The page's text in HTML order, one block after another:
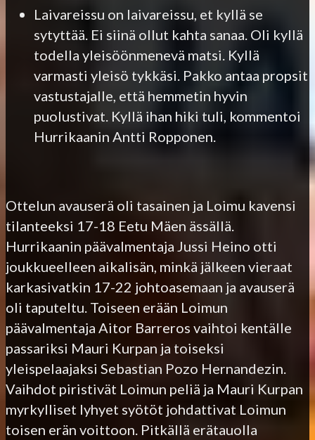
Laivareissu on laivareissu, et kyllä se
sytyttää. Ei siinä ollut kahta sanaa. Oli kyllä
todella yleisöönmenevä matsi. Kyllä
varmasti yleisö tykkäsi. Pakko antaa propsit
vastustajalle, että hemmetin hyvin
puolustivat. Kyllä ihan hiki tuli, kommentoi
Hurrikaanin Antti Ropponen.
Ottelun avauserä oli tasainen ja Loimu kavensi
tilanteeksi 17-18 Eetu Mäen ässällä.
Hurrikaanin päävalmentaja Jussi Heino otti
joukkueelleen aikalisän, minkä jälkeen vieraat
karkasivatkin 17-22 johtoasemaan ja avauserä
oli taputeltu. Toiseen erään Loimun
päävalmentaja Aitor Barreros vaihtoi kentälle
passariksi Mauri Kurpan ja toiseksi
yleispelaajaksi Sebastian Pozo Hernandezin.
Vaihdot piristivät Loimun peliä ja Mauri Kurpan
myrkylliset lyhyet syötöt johdattivat Loimun
toisen erän voittoon. Pitkällä erätauolla